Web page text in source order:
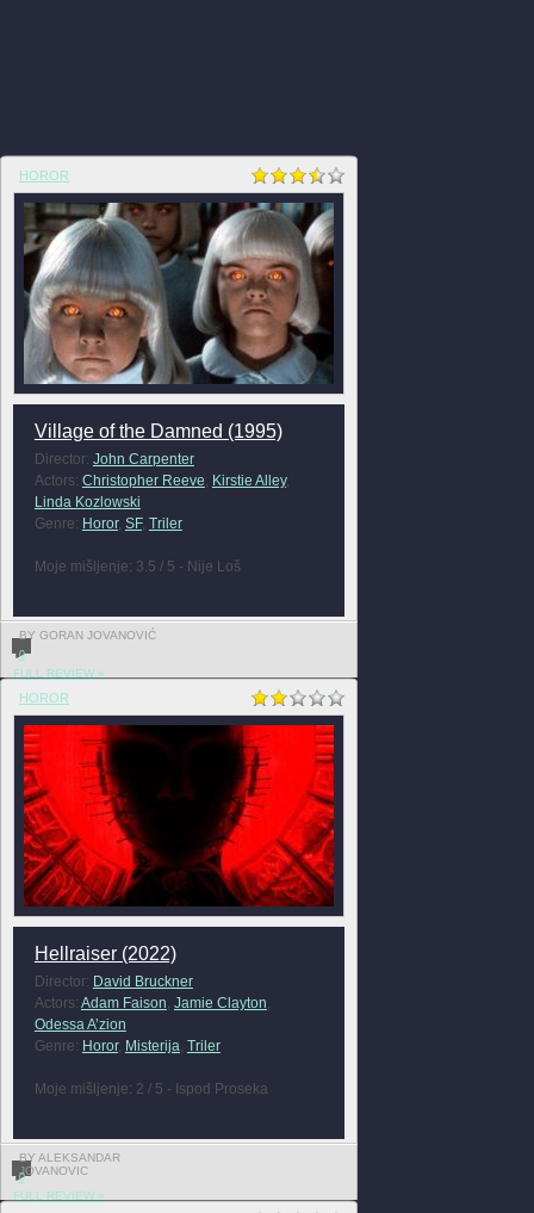
HOROR
Village of the Damned (1995)
Director: John Carpenter
Actors: Christopher Reeve Kirstie Alley,
Linda Kozlowski
Genre: Horor, SF, Triler
Moje mišljenje: 3.5 / 5 - Nije Loš
BY GORAN JOVANOVIĆ
0
FULL REVIEW »
HOROR
Hellraiser (2022)
Director: David Bruckner
Actors: Adam Faison Jamie Clayton
Odessa A’zion
Genre: Horor, Misterija Triler
Moje mišljenje: 2 / 5 - Ispod Proseka
BY ALEKSANDAR
JOVANOVIC
0
FULL REVIEW »